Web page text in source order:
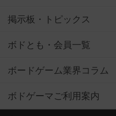
掲示板・トピックス
ボドとも・会員一覧
ボードゲーム業界コラム
ボドゲーマご利用案内